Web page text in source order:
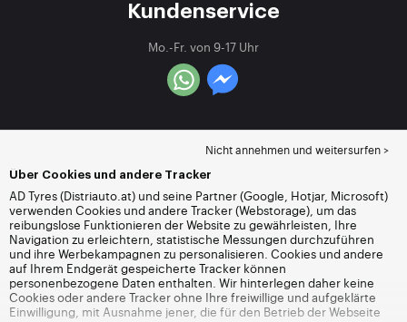
Kundenservice
Mo.-Fr. von 9-17 Uhr
Nicht annehmen und weitersurfen >
Über Cookies und andere Tracker
AD Tyres (Distriauto.at) und seine Partner (Google, Hotjar, Microsoft)
verwenden Cookies und andere Tracker (Webstorage), um das
reibungslose Funktionieren der Website zu gewährleisten, Ihre
Navigation zu erleichtern, statistische Messungen durchzuführen
und ihre Werbekampagnen zu personalisieren. Cookies und andere
auf Ihrem Endgerät gespeicherte Tracker können
personenbezogene Daten enthalten. Wir hinterlegen daher keine
Cookies oder andere Tracker ohne Ihre freiwillige und aufgeklärte
Einwilligung, mit Ausnahme jener, die für den Betrieb der Webseite